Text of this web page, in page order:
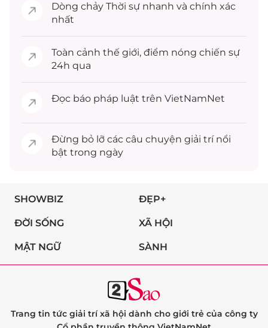
Dòng chảy Thời sự nhanh và chính xác
nhất
Toàn cảnh thế giới, điểm nóng chiến sự
24h qua
Đọc báo pháp luật trên VietNamNet
Đừng bỏ lỡ các câu chuyện giải trínổi
bật trong ngày
SHOWBIZ ĐẸP+
ĐỜI SỐNG XÃ HỘI
MẬT NGỮ SÀNH
Trang tin tức giải trí xã hội dành cho giới trẻ của công ty